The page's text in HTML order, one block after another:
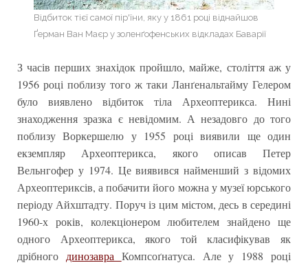
Відбиток тієї самої пір'їни, яку у 1861 році віднайшов
Ґерман Ван Маєр у золенґофенських відкладах Баварії
З часів перших знахідок пройшло, майже, століття аж у
1956 році поблизу того ж таки Ланґенальтайму Гелером
було виявлено відбиток тіла Археоптерикса. Нині
знаходження зразка є невідомим. А незадовго до того
поблизу Воркершелю у 1955 році виявили ще один
екземпляр Археоптерикса, якого описав Петер
Вельнгофер у 1974. Це виявився найменший з відомих
Археоптериксів, а побачити його можна у музеї юрського
періоду Айхштадту. Поруч із цим містом, десь в середині
1960-х років, колекціонером любителем знайдено ще
одного Археоптерикса, якого той класифікував як
дрібного динозавра Компсоґнатуса. Але у 1988 році